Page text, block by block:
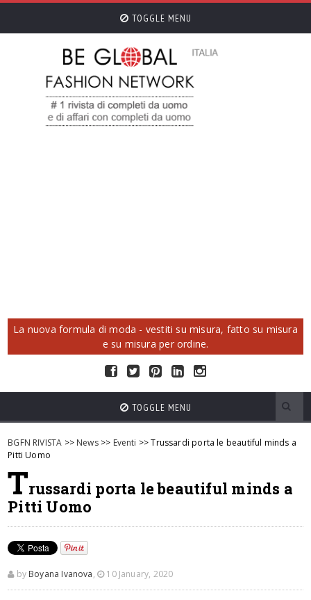
TOGGLE MENU
La nuova formula di moda - vestiti su misura, fatto su misura
e su misura per ordine.
TOGGLE MENU
BGFN RIVISTA >> News>> Eventi >> Trussardi porta le beautiful minds a
Pitti Uomo
Trussardi porta le beautiful minds a
Pitti Uomo
by Boyana Ivanova, 10 January, 2020